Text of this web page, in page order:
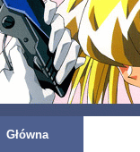
Główna